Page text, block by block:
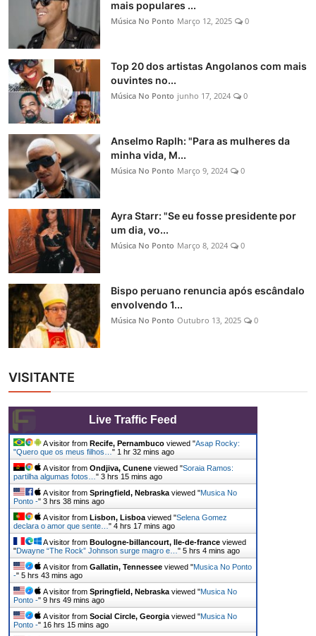
mais populares ...
Música No Ponto Março 12, 2025 0
Top 20 dos artistas Angolanos com mais
ouvintes no...
Música No Ponto junho 17, 2024 0
Anselmo Raplh: "Para as mulheres da
minha vida, M...
Música No Ponto Março 9, 2024 0
Ayra Starr: "Se eu fosse presidente por
um dia, vo...
Música No Ponto Março 8, 2024 0
Bispo peruano renuncia após escândalo
envolvendo 1...
Música No Ponto Outubro 13, 2025 0
VISITANTE
Live Traffic Feed
A visitor from Recife, Pernambuco viewed "Asap Rocky:
"Quero que os meus filhos… " 1 hr 32 mins ago
A visitor from Ondjiva, Cunene viewed "Soraia Ramos:
partilha algumas fotos… " 3 hrs 15 mins ago
A visitor from Springfield, Nebraska viewed "Musica No
Ponto -" 3 hrs 38 mins ago
A visitor from Lisbon, Lisboa viewed "Selena Gomez
declara o amor que sente… " 4 hrs 17 mins ago
A visitor from Boulogne-billancourt, Ile-de-france viewed
"Dwayne “The Rock” Johnson surge magro e… " 5 hrs 4 mins ago
A visitor from Gallatin, Tennessee viewed "Musica No Ponto
-" 5 hrs 43 mins ago
A visitor from Springfield, Nebraska viewed "Musica No
Ponto -" 9 hrs 49 mins ago
A visitor from Social Circle, Georgia viewed "Musica No
Ponto -" 16 hrs 15 mins ago